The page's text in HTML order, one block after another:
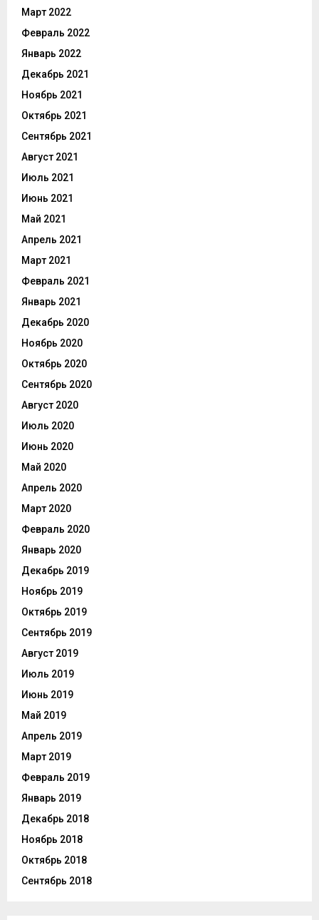
Март 2022
Февраль 2022
Январь 2022
Декабрь 2021
Ноябрь 2021
Октябрь 2021
Сентябрь 2021
Август 2021
Июль 2021
Июнь 2021
Май 2021
Апрель 2021
Март 2021
Февраль 2021
Январь 2021
Декабрь 2020
Ноябрь 2020
Октябрь 2020
Сентябрь 2020
Август 2020
Июль 2020
Июнь 2020
Май 2020
Апрель 2020
Март 2020
Февраль 2020
Январь 2020
Декабрь 2019
Ноябрь 2019
Октябрь 2019
Сентябрь 2019
Август 2019
Июль 2019
Июнь 2019
Май 2019
Апрель 2019
Март 2019
Февраль 2019
Январь 2019
Декабрь 2018
Ноябрь 2018
Октябрь 2018
Сентябрь 2018